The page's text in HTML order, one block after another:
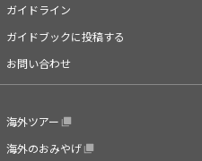
ガイドライン
ガイドブックに投稿する
お問い合わせ
海外ツアー
海外のおみやげ